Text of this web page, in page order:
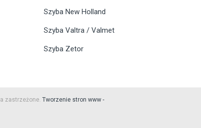
Szyba New Holland
Szyba Valtra / Valmet
Szyba Zetor
zastrzeżone. Tworzenie stron www -